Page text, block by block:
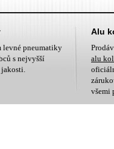
levné pneumatiky
s nejvyšší
Alu
alu
všemi